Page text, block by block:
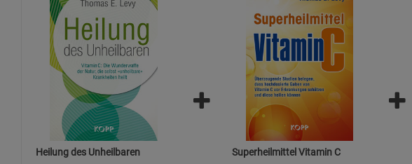
Heilung des Unheilbaren Superheilmittel Vitamin C
Statistik
Beschreibung
Marketing
Beschreibung